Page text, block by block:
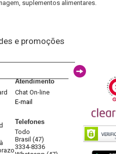
suplementos alimentares.
e promoções
Atendimento
Chat On-line
E-mail
Telefones
Todo
Brasil (47)
3334-8336